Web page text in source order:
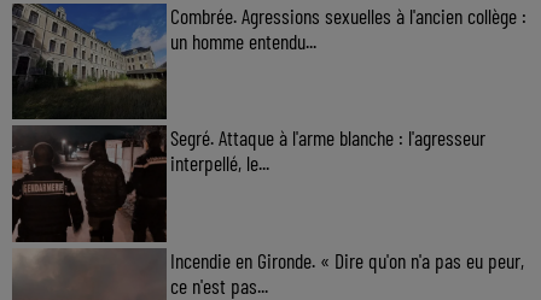
Combrée. Agressions sexuelles à l'ancien collège :
un homme entendu...
Segré. Attaque à l'arme blanche : l'agresseur
interpellé, le...
Incendie en Gironde. « Dire qu'on n'a pas eu peur,
ce n'est pas...